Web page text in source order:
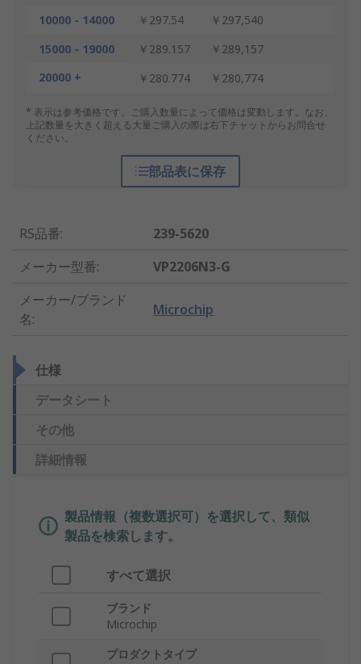
10000 - 14000
￥297.54
￥297,540
15000 - 19000
￥289.157
￥289,157
20000 +
￥280.774 ￥280,774
* 表示は参考価格です。ご購入数量によって価格は変動します。なお、
上記数量を大きく超える大量ご購入の際は右下チャットからお問合せ
ください。
部品表に保存
RS品番:
239-5620
メーカー型番:
VP2206N3-G
メーカー/ブランド
名:
Microchip
仕様
データシート
その他
詳細情報
製品情報（複数選択可）を選択して、類似
製品を検索します。
すべて選択
ブランド
Microchip
プロダクトタイプ